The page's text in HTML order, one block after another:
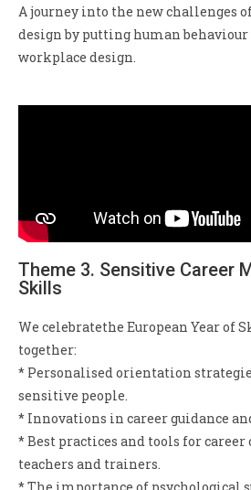
A journey into the new challenges
design by putting human
workplace design.
Theme 3. Sensitive Career
Skills
We celebratethe European Year of
together:
* Personalised orientation
sensitive people.
* Innovations in career guidance
* Best practices and tools for career
teachers and trainers.
* The importance of psychological